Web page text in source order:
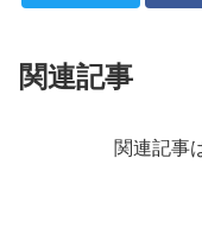
関連記事
関連記事